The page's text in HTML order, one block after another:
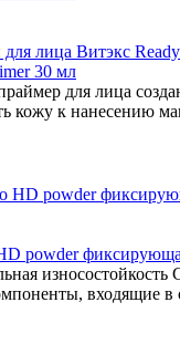
лица Витэкс
30 мл
для лица
кожу к нанесению
powder
износостойкость
входящие в